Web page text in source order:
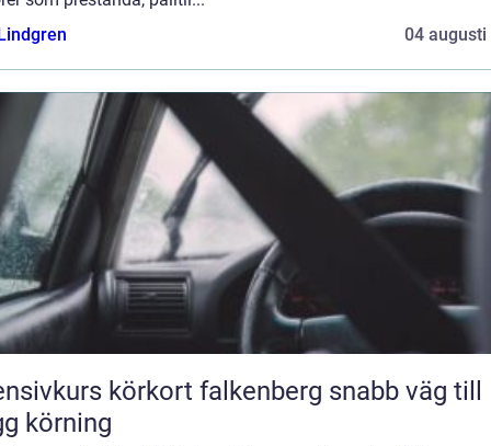
04 augusti
körkort falkenberg snabb väg till
körning